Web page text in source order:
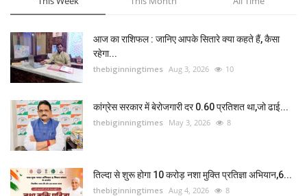
आज का राशिफल : जानिए आपके सितारे क्या कहते हैं, कैसा
रहेगा...
thebiginningtimes Aug 3, 2026 10
कांग्रेस सरकार में बेरोजगारी दर 0.60 प्रतिशत था,जो ढाई...
thebiginningtimes May 3, 2026 8
तिल्दा से शुरू होगा 10 करोड़ नशा मुक्ति प्रतिज्ञा अभियान,6...
thebiginningtimes Aug 4, 2026 8